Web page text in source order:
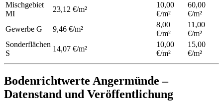
Mischgebiet
MI
23,12 €/m²
10,00
€/m²
60,00
€/m²
Gewerbe G 9,46 €/m²
8,00
€/m²
11,00
€/m²
Sonderflächen
S
14,07 €/m²
10,00
€/m²
15,00
€/m²
Bodenrichtwerte Angermünde –
Datenstand und Veröffentlichung